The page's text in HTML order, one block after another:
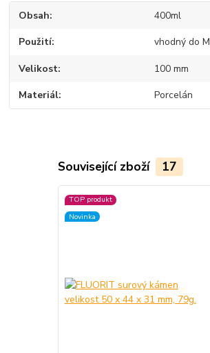
Obsah 400ml
Použití vhodný do
Velikost 100 mm
Materiál Porcelán
Související zboží 17
TOP produkt
Novinka